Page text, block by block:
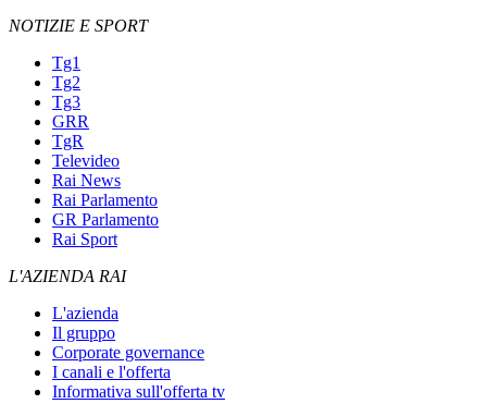
NOTIZIE E SPORT
Tg1
Tg2
Tg3
GRR
TgR
Televideo
Rai News
Rai Parlamento
GR Parlamento
Rai Sport
L'AZIENDA RAI
L'azienda
Il gruppo
Corporate governance
I canali e l'offerta
Informativa sull'offerta tv